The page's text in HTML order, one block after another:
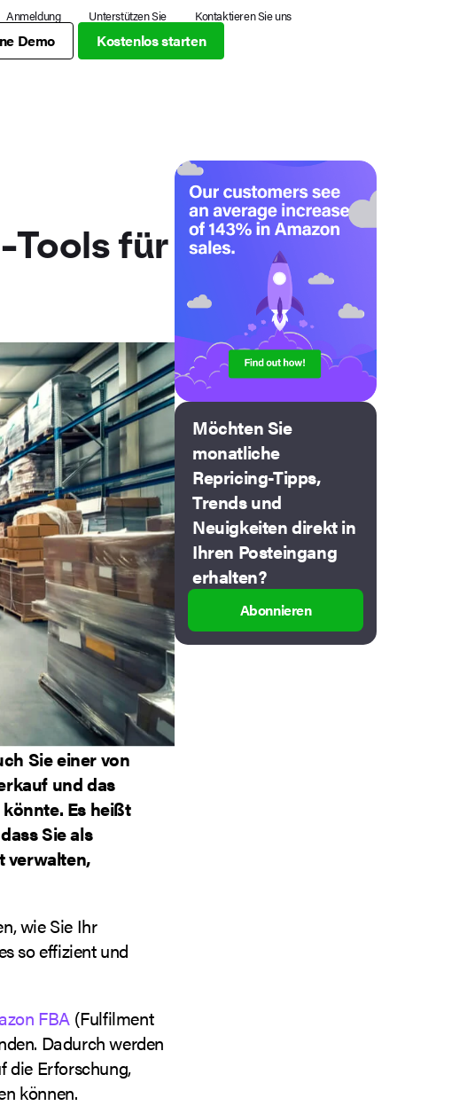
Anmeldung Unterstützen Sie Kontaktieren Sie uns
Demo Kostenlos starten
Tools für
Sie einer von
und das
Es heißt
Sie als
verwalten,
wie Sie Ihr
so effizient und
FBA (Fulfilment
Dadurch werden
die Erforschung,
können.
Möchten Sie
monatliche
Repricing-Tipps,
Trends und
Neuigkeiten direkt in
Ihren Posteingang
erhalten?
Abonnieren